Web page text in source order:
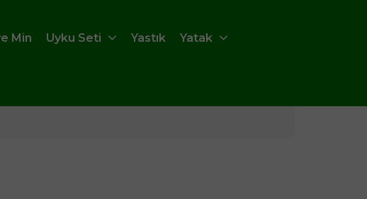
Min Uyku Seti Yastık Yatak